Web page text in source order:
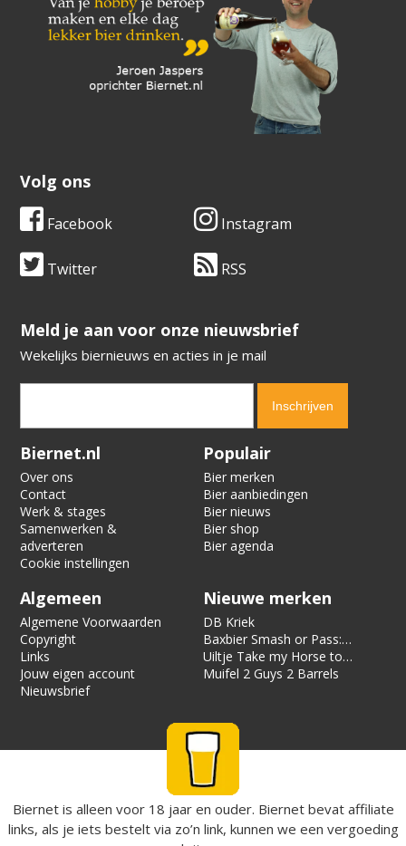
Volg ons
Facebook Instagram
Twitter RSS
​​​​​​​Meld je aan voor onze nieuwsbrief
Wekelijks biernieuws en acties in je mail
Verification code:
Biernet.nl
Over ons
Contact
Werk & stages
Samenwerken &
adverteren
Cookie instellingen
Populair
Bier merken
Bier aanbiedingen
Bier nieuws
Bier shop
Bier agenda
Algemeen
Algemene Voorwaarden
Copyright
Links
Jouw eigen account
Nieuwsbrief
Nieuwe merken
DB Kriek
Baxbier Smash or Pass:
Strata
Uiltje Take my Horse to
the Hotel Room
Muifel 2 Guys 2 Barrels
Biernet is alleen voor 18 jaar en ouder. Biernet bevat affiliate
links, als je iets bestelt via zo’n link, kunnen we een vergoeding